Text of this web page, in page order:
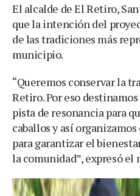
El alcalde de El Retiro,
que la intención del
de las tradiciones más
municipio.
“Queremos conservar la
Retiro. Por eso
pista de resonancia para
caballos y así
para garantizar el
la comunidad”, expresó el